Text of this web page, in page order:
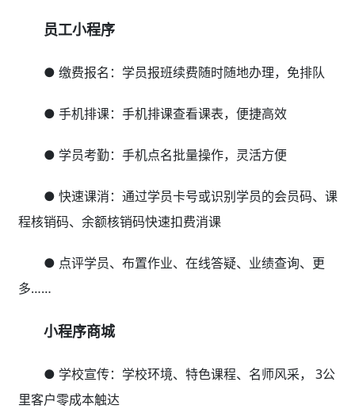
员工小程序
● 缴费报名：学员报班续费随时随地办理，免排队
● 手机排课：手机排课查看课表，便捷高效
● 学员考勤：手机点名批量操作，灵活方便
● 快速课消：通过学员卡号或识别学员的会员码、课
程核销码、余额核销码快速扣费消课
● 点评学员、布置作业、在线答疑、业绩查询、更
多……
小程序商城
● 学校宣传：学校环境、特色课程、名师风采， 3公
里客户零成本触达